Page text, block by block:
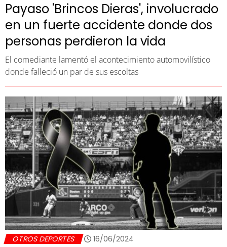
Payaso 'Brincos Dieras', involucrado
en un fuerte accidente donde dos
personas perdieron la vida
El comediante lamentó el acontecimiento automovilístico
donde falleció un par de sus escoltas
OTROS DEPORTES 16/06/2024